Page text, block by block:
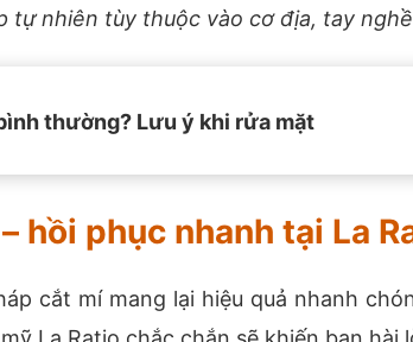
tự nhiên tùy thuộc vào cơ địa, tay
thường? Lưu ý khi rửa mặt
hồi phục nhanh tại La
cắt mí mang lại hiệu quả nhanh